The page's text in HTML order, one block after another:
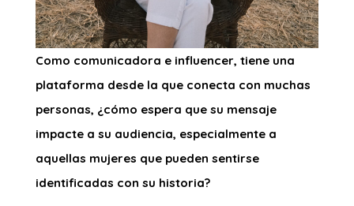
Como comunicadora e influencer, tiene una
plataforma desde la que conecta con muchas
personas, ¿cómo espera que su mensaje
impacte a su audiencia, especialmente a
aquellas mujeres que pueden sentirse
identificadas con su historia?